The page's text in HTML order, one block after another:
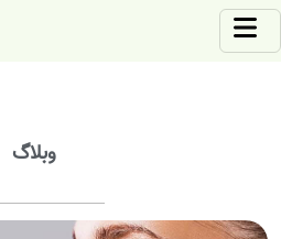
وبلاگ